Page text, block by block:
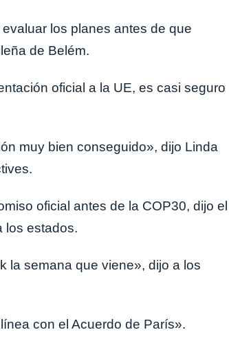
los planes antes de que
de Belém.
oficial a la UE, es casi seguro
muy bien conseguido», dijo Linda
oficial antes de la COP30, dijo el
los estados.
la semana que viene», dijo a los
con el Acuerdo de París».